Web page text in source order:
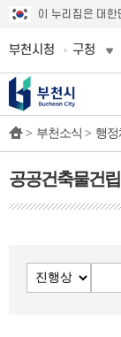
이 누리집은 대
부천시청 구청
> 부천소식 > 행정
공공건축물건립